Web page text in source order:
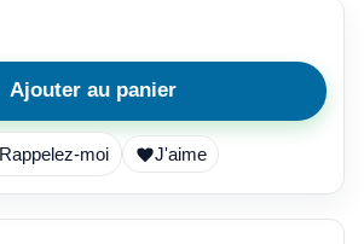
Ajouter au panier
Rappelez-moi J'aime